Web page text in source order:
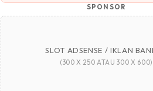
SPONSOR
SLOT ADSENSE / IKLAN
(300 X 250 ATAU 300 X 600)